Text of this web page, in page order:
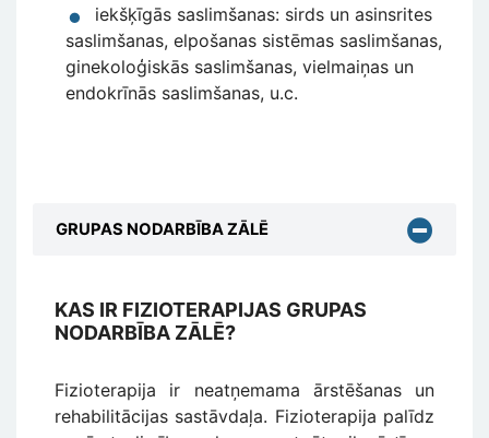
iekšķīgās saslimšanas: sirds un asinsrites
saslimšanas, elpošanas sistēmas saslimšanas,
ginekoloģiskās saslimšanas, vielmaiņas un
endokrīnās saslimšanas, u.c.
GRUPAS NODARBĪBA ZĀLĒ
KAS IR FIZIOTERAPIJAS GRUPAS
NODARBĪBA ZĀLĒ?
Fizioterapija ir neatņemama ārstēšanas un
rehabilitācijas sastāvdaļa. Fizioterapija palīdz